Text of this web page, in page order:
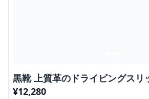
黒靴 上質革のドライビングスリ
¥12,280